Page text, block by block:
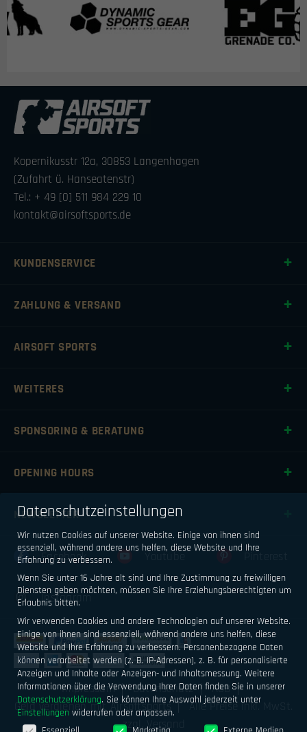
Kopernikusstr 12a, 30853 Langenhagen
(Zufahrt ü. Hanseatenstr)
Tel.: + 49 [0] 511 984 229 10
kontakt@airsoftsports.de
KUNDENSERVICE
ZAHLUNG & VERSAND
AIRSOFT SPORTS
WEITERES
SPONSORING & BERATUNG
OPENING HOURS
NEWSLETTER
Facebook
Instagram
Impressum Datenschutz
AGB
Geld verdienen mit Airsoftsports
Alle Preise inkl. MwSt.
zzgl. Versand
Datenschutzeinstellungen
Wir nutzen Cookies auf unserer Website. Einige von ihnen sind
essenziell, während andere uns helfen, diese Website und Ihre
Erfahrung zu verbessern.
Wenn Sie unter 16 Jahre alt sind und Ihre Zustimmung zu freiwilligen
Diensten geben möchten, müssen Sie Ihre Erziehungsberechtigten um
Erlaubnis bitten.
Wir verwenden Cookies und andere Technologien auf unserer Website.
Einige von ihnen sind essenziell, während andere uns helfen, diese
Website und Ihre Erfahrung zu verbessern. Personenbezogene Daten
können verarbeitet werden (z. B. IP-Adressen), z. B. für personalisierte
Anzeigen und Inhalte oder Anzeigen- und Inhaltsmessung. Weitere
Informationen über die Verwendung Ihrer Daten finden Sie in unserer
Datenschutzerklärung. Sie können Ihre Auswahl jederzeit unter
Einstellungen widerrufen oder anpassen.
Datenschutzeinstellungen